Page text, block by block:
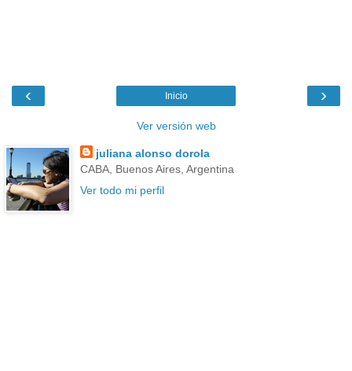
‹ ›
Inicio
Ver versión web
juliana alonso dorola
CABA, Buenos Aires, Argentina
Ver todo mi perfil